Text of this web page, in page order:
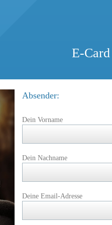
E-
Absender:
Dein Vorname
Dein Nachname
Deine Email-Adresse